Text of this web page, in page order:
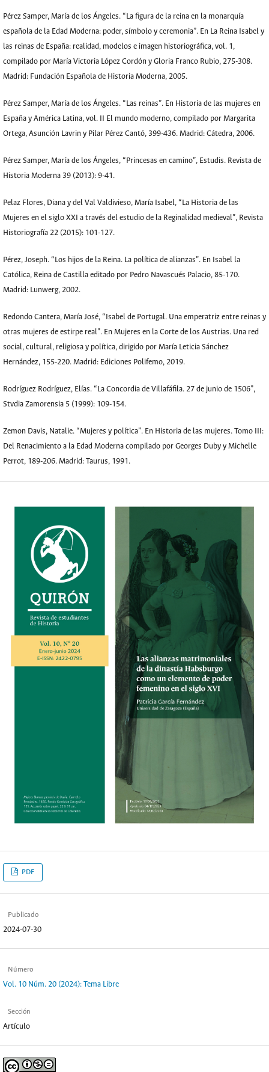
Pérez Samper, María de los Ángeles. “La figura de la reina en la monarquía
española de la Edad Moderna: poder, símbolo y ceremonia”. En La Reina Isabel y
las reinas de España: realidad, modelos e imagen historiográfica, vol. 1,
compilado por María Victoria López Cordón y Gloria Franco Rubio, 275-308.
Madrid: Fundación Española de Historia Moderna, 2005.
Pérez Samper, María de los Ángeles. “Las reinas”. En Historia de las mujeres en
España y América Latina, vol. II El mundo moderno, compilado por Margarita
Ortega, Asunción Lavrin y Pilar Pérez Cantó, 399-436. Madrid: Cátedra, 2006.
Pérez Samper, María de los Ángeles, “Princesas en camino”, Estudis. Revista de
Historia Moderna 39 (2013): 9-41.
Pelaz Flores, Diana y del Val Valdivieso, María Isabel, “La Historia de las
Mujeres en el siglo XXI a través del estudio de la Reginalidad medieval”, Revista
Historiografía 22 (2015): 101-127.
Pérez, Joseph. “Los hijos de la Reina. La política de alianzas”. En Isabel la
Católica, Reina de Castilla editado por Pedro Navascués Palacio, 85-170.
Madrid: Lunwerg, 2002.
Redondo Cantera, María José, “Isabel de Portugal. Una emperatriz entre reinas y
otras mujeres de estirpe real”. En Mujeres en la Corte de los Austrias. Una red
social, cultural, religiosa y política, dirigido por María Leticia Sánchez
Hernández, 155-220. Madrid: Ediciones Polifemo, 2019.
Rodríguez Rodríguez, Elías. “La Concordia de Villafáfila. 27 de junio de 1506”,
Stvdia Zamorensia 5 (1999): 109-154.
Zemon Davis, Natalie. “Mujeres y política”. En Historia de las mujeres. Tomo III:
Del Renacimiento a la Edad Moderna compilado por Georges Duby y Michelle
Perrot, 189-206. Madrid: Taurus, 1991.
PDF
Publicado
2024-07-30
Número
Vol. 10 Núm. 20 (2024): Tema Libre
Sección
Artículo